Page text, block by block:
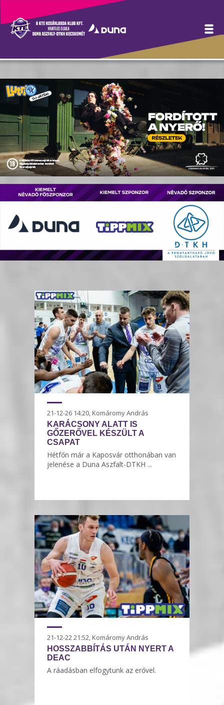
Hírek
21-12-26 14:20, Komáromy András
KARÁCSONY ALATT IS
GŐZERŐVEL KÉSZÜLT A
CSAPAT
Hétfőn már a Kaposvár otthonában van
jelenése a Duna Aszfalt-DTKH ...
21-12-22 21:52, Komáromy András
HOSSZABBÍTÁS UTÁN NYERT A
DEAC
A ráadásban elfogytunk az erővel.